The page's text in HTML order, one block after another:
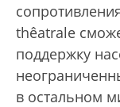
thêatrale
поддержку
в остальном